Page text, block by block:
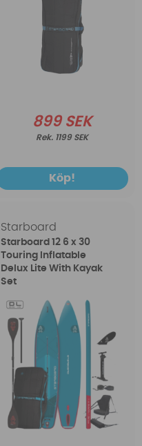
899 SEK
1199 SEK
Köp!
Starboard
Starboard 12 6 x 30
Touring Inflatable
Delux Lite With Kayak
Set